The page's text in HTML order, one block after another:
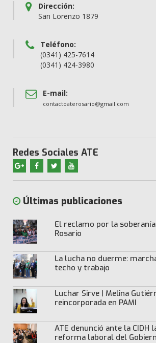
Dirección:
San Lorenzo 1879
Teléfono:
(0341) 425-7614
(0341) 424-3980
E-mail:
contactoaterosario@gmail.com
Redes Sociales ATE
Últimas publicaciones
El reclamo por la
Rosario
La lucha no duerme:
techo y trabajo
Luchar Sirve | Melina
reincorporada en PAMI
ATE denunció ante la CIDH
reforma laboral del